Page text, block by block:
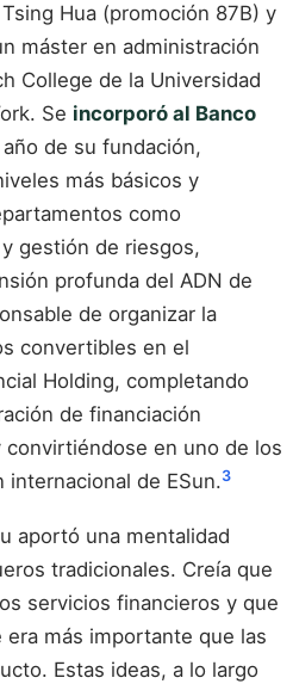
Hua (promoción 87B) y
máster en administración
College de la Universidad
Se incorporó al Banco
de su fundación,
más básicos y
como
gestión de riesgos,
profunda del ADN de
de organizar la
convertibles en el
Holding, completando
de financiación
en uno de los
internacional de ESun.3
aportó una mentalidad
tradicionales. Creía que
servicios financieros y que
más importante que las
Estas ideas, a lo largo